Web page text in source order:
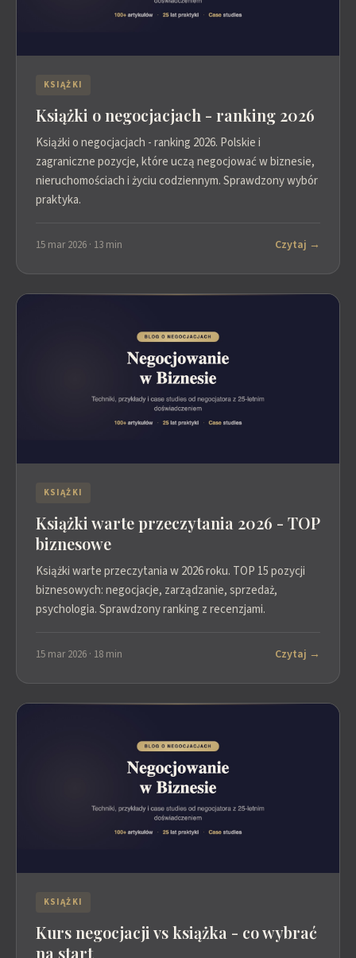
KSIĄŻKI
Książki o negocjacjach - ranking 2026
Książki o negocjacjach - ranking 2026. Polskie i
zagraniczne pozycje, które uczą negocjować w biznesie,
nieruchomościach i życiu codziennym. Sprawdzony wybór
praktyka.
15 mar 2026 · 13 min Czytaj →
KSIĄŻKI
Książki warte przeczytania 2026 - TOP
biznesowe
Książki warte przeczytania w 2026 roku. TOP 15 pozycji
biznesowych: negocjacje, zarządzanie, sprzedaż,
psychologia. Sprawdzony ranking z recenzjami.
15 mar 2026 · 18 min Czytaj →
KSIĄŻKI
Kurs negocjacji vs książka - co wybrać
na start